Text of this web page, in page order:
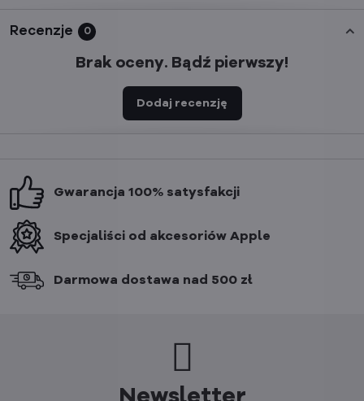
Recenzje 0
Brak oceny. Bądź pierwszy!
Dodaj recenzję
Gwarancja 100% satysfakcji
Specjaliści od akcesoriów Apple
Darmowa dostawa nad 500 zł